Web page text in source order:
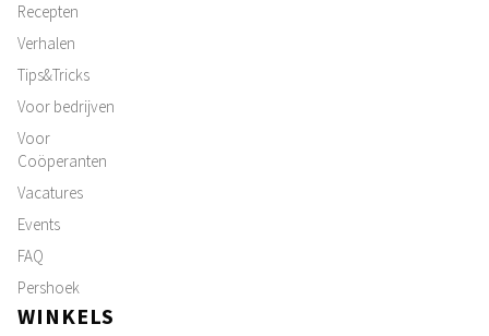
Recepten
Verhalen
Tips&Tricks
Voor bedrijven
Voor
Coöperanten
Vacatures
Events
FAQ
Pershoek
WINKELS